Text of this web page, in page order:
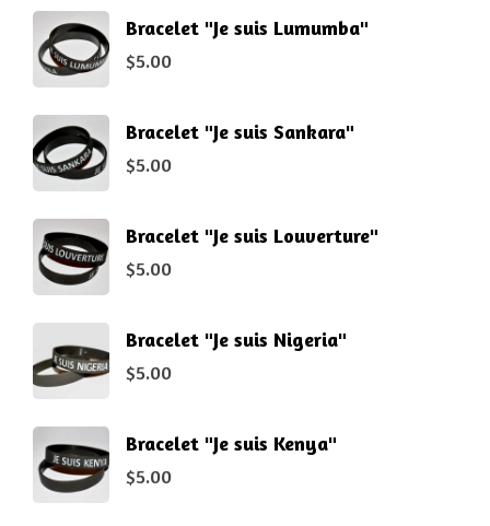
Bracelet "Je suis Lumumba"
$5.00
Bracelet "Je suis Sankara"
$5.00
Bracelet "Je suis Louverture"
$5.00
Bracelet "Je suis Nigeria"
$5.00
Bracelet "Je suis Kenya"
$5.00